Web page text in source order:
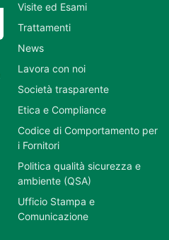
Visite ed Esami
Trattamenti
News
Lavora con noi
Società trasparente
Etica e Compliance
Codice di Comportamento per
i Fornitori
Politica qualità sicurezza e
ambiente (QSA)
Ufficio Stampa e
Comunicazione